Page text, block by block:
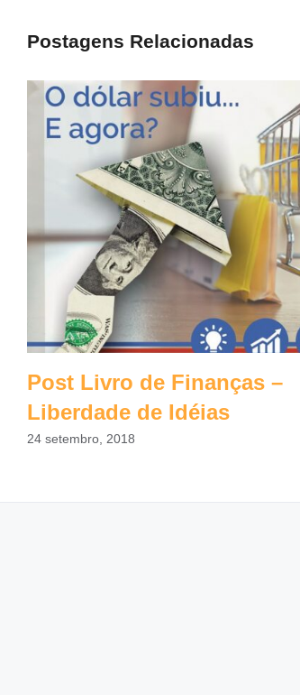
Postagens Relacionadas
Post Livro de Finanças –
Liberdade de Idéias
24 setembro, 2018